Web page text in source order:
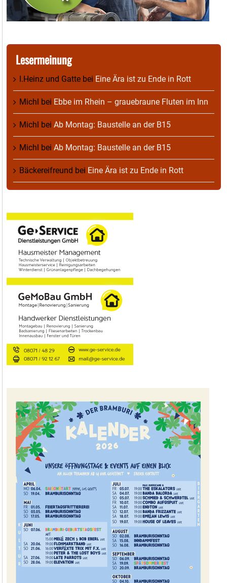
Lesermeinung
I.Heinz und Gatte bei Eine Ära ist zu Ende in Rott
Michl bei Ebbe im Rhein – grauebraune Fluten im Inn
Michl bei Ab Montag: Baustelle an der B15
Michl bei Ab Montag: Baustelle an der B15
Bäckereifreund bei Eine Ära ist zu Ende in Rott